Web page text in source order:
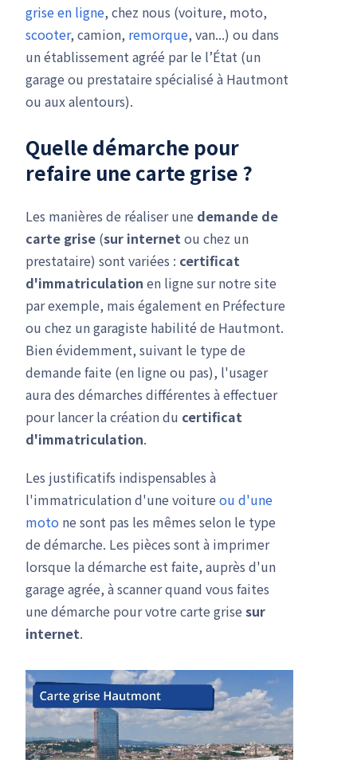
grise en ligne, chez nous (voiture, moto,
scooter, camion, remorque, van...) ou dans
un établissement agréé par le l’État (un
garage ou prestataire spécialisé à Hautmont
ou aux alentours).
Quelle démarche pour
refaire une carte grise ?
Les manières de réaliser une demande de
carte grise (sur internetou chez un
prestataire) sont variées : certificat
d'immatriculation en ligne sur notre site
par exemple, mais également en Préfecture
ou chez un garagiste habilité de Hautmont.
Bien évidemment, suivant le type de
demande faite (en ligne ou pas), l'usager
aura des démarches différentes à effectuer
pour lancer la création du certificat
d'immatriculation.
Les justificatifs indispensables à
l'immatriculation d'une voiture ou d'une
moto ne sont pas les mêmes selon le type
de démarche. Les pièces sont à imprimer
lorsque la démarche est faite, auprès d'un
garage agrée, à scanner quand vous faites
une démarche pour votre carte grise sur
internet.